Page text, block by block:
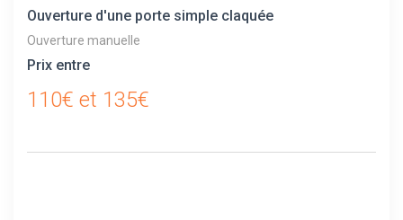
Ouverture d'une porte simple claquée
Ouverture manuelle
Prix entre
110€ et 135€